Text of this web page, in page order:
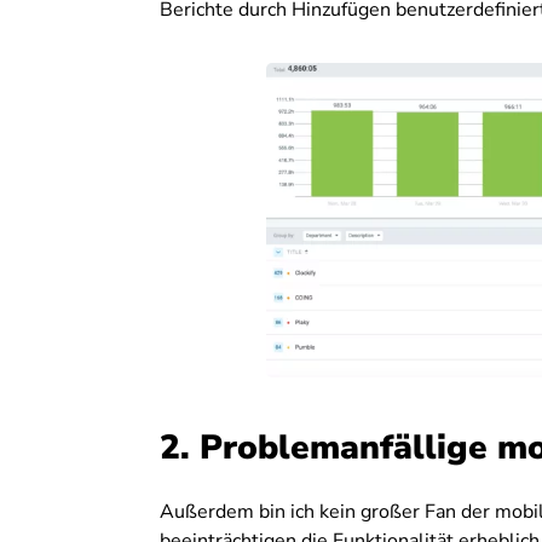
Berichte durch Hinzufügen
2. Problemanfällige
Außerdem bin ich kein großer Fan der